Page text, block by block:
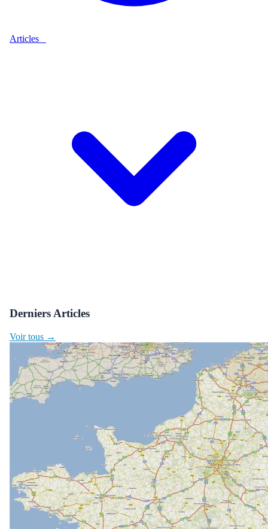
Articles
Derniers Articles
Voir tous →